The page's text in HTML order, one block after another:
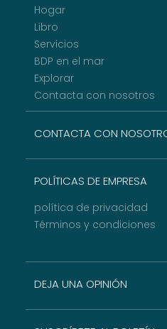
POLÍTICAS DE EMPRESA
política de privacidad
Términos y condiciones
DEJA UNA OPINIÓN
CONTACTA CON
Hogar
Libro
Servicios
BDP en el mar
Explorar
Contacta con nosotros